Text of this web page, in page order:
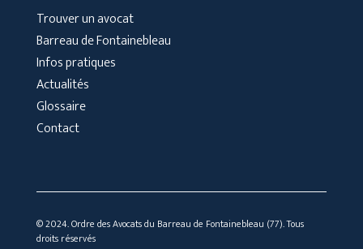
Trouver un avocat
Barreau de Fontainebleau
Infos pratiques
Actualités
Glossaire
Contact
© 2024. Ordre des Avocats du Barreau de Fontainebleau (77). Tous
droits réservés